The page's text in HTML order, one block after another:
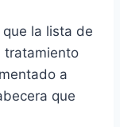
la lista de
tratamiento
a
que